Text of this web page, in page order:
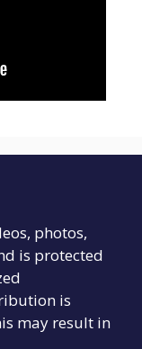
photos,
is protected
is
may result in